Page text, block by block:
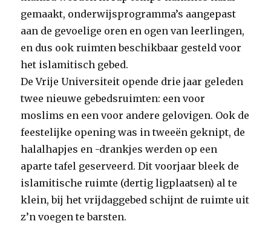
gemaakt, onderwijsprogramma’s aangepast
aan de gevoelige oren en ogen van leerlingen,
en dus ook ruimten beschikbaar gesteld voor
het islamitisch gebed.
De Vrije Universiteit opende drie jaar geleden
twee nieuwe gebedsruimten: een voor
moslims en een voor andere gelovigen. Ook de
feestelijke opening was in tweeën geknipt, de
halalhapjes en -drankjes werden op een
aparte tafel geserveerd. Dit voorjaar bleek de
islamitische ruimte (dertig ligplaatsen) al te
klein, bij het vrijdaggebed schijnt de ruimte uit
z’n voegen te barsten.